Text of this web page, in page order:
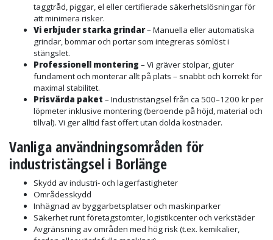
taggtråd, piggar, el eller certifierade säkerhetslösningar för
att minimera risker.
Vi erbjuder starka grindar– Manuella eller automatiska
grindar, bommar och portar som integreras sömlöst i
stängslet.
Professionell montering – Vi gräver stolpar, gjuter
fundament och monterar allt på plats – snabbt och korrekt för
maximal stabilitet.
Prisvärda paket – Industristängsel från ca 500–1200 kr per
löpmeter inklusive montering (beroende på höjd, material och
tillval). Vi ger alltid fast offert utan dolda kostnader.
Vanliga användningsområden för
industristängsel i Borlänge
Skydd av industri- och lagerfastigheter
Områdesskydd
Inhägnad av byggarbetsplatser och maskinparker
Säkerhet runt företagstomter, logistikcenter och verkstäder
Avgränsning av områden med hög risk (t.ex. kemikalier,